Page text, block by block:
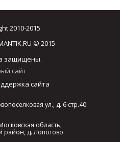
2010-2015
© 2015
защищены.
сайт
сайта
ул., д. 6 стр.40
область,
район, д. Лопотово